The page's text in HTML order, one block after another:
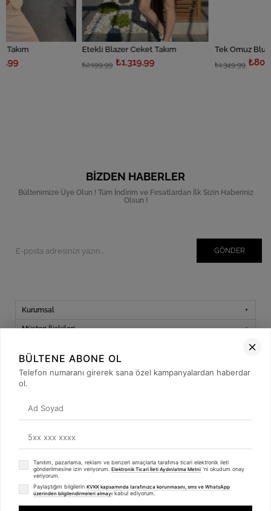
Etekli Blazer Ceket Takım
₺1.319,99 ₺809,99
BIZDEN HABERLER
Bültenimize Üye Olun ! Tüm İndirim ve Fırsatlardan İlk Sizin Haberiniz
Olsun !
GÖNDER
Kurumsal
Müşteri İlişkileri
Sosyal Medya
© 2019betulbabacan.com- Tüm Hakları Saklıdır.
BÜLTENE ABONE OL
Telefon numaranı girerek sana özel kampanyalardan haberdar
ol.
Tanıtım, pazarlama, reklam ve benzeri amaçlarla tarafıma ticari elektronik ileti
gönderilmesine izin veriyorum. Elektronik Ticari İleti Aydınlatma Metni 'ni okudum onay
veriyorum.
Paylaştığım bilgilerin KVKK kapsamında tarafınızca korunmasını, sms ve WhatsApp
üzerinden bilgilendirmeleri almayı kabul ediyorum.